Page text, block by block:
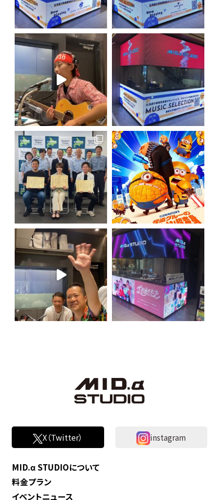
X（Twitter） instagram
MID.α STUDIOについて
料金プラン
イベントニュース